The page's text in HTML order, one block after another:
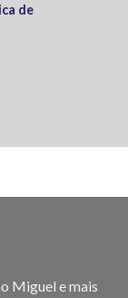
de
Miguel e mais